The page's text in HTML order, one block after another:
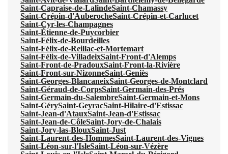
Saint-Capraise-de-LalindeSaint-Chamassy
Saint-Crépin-d'AuberocheSaint-Crépin-et-Carlucet
Saint-Cyr-les-Champagnes
Saint-Étienne-de-Puycorbier
Saint-Félix-de-Bourdeilles
Saint-Félix-de-Reillac-et-Mortemart
Saint-Félix-de-VilladeixSaint-Front-d'Alemps
Saint-Front-de-PradouxSaint-Front-la-Rivière
Saint-Front-sur-NizonneSaint-Geniès
Saint-Georges-BlancaneixSaint-Georges-de-Montclard
Saint-Géraud-de-CorpsSaint-Germain-des-Prés
Saint-Germain-du-SalembreSaint-Germain-et-Mons
Saint-GérySaint-GeyracSaint-Hilaire-d'Estissac
Saint-Jean-d'AtauxSaint-Jean-d'Estissac
Saint-Jean-de-CôleSaint-Jory-de-Chalais
Saint-Jory-las-BlouxSaint-Just
Saint-Laurent-des-HommesSaint-Laurent-des-Vignes
Saint-Léon-sur-l'IsleSaint-Léon-sur-Vézère